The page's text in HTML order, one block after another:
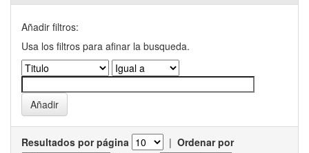
Añadir filtros:
Usa los filtros para afinar la busqueda.
Resultados por página | Ordenar por